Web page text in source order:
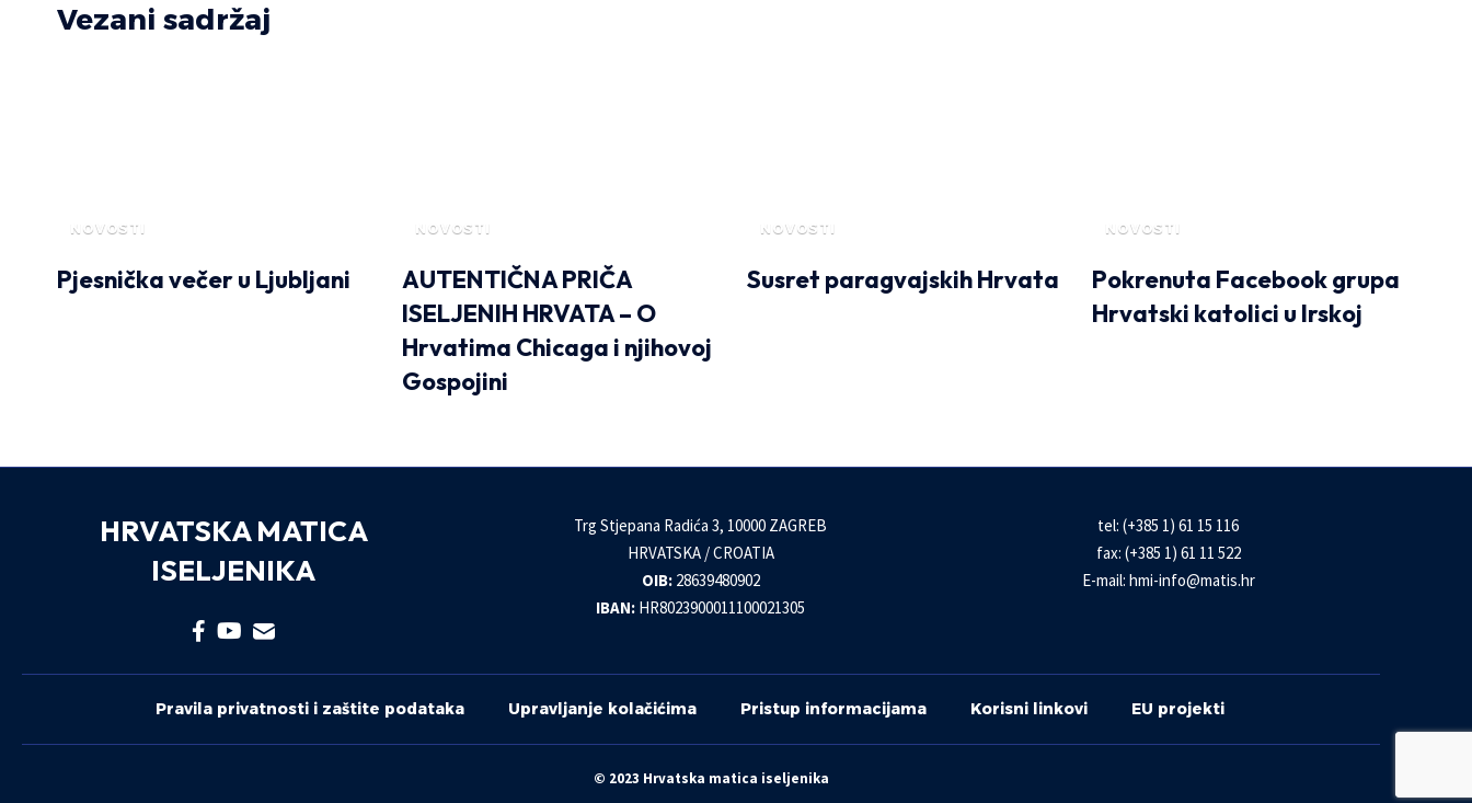
Vezani sadržaj
NOVOSTI
Pjesnička večer u Ljubljani
NOVOSTI
AUTENTIČNA PRIČA
ISELJENIH HRVATA – O
Hrvatima Chicaga i njihovoj
Gospojini
NOVOSTI
Susret paragvajskih Hrvata
NOVOSTI
Pokrenuta Facebook grupa
Hrvatski katolici u Irskoj
HRVATSKA MATICA
ISELJENIKA
Trg Stjepana Radića 3, 10000 ZAGREB
HRVATSKA / CROATIA
OIB:28639480902
IBAN: HR8023900011100021305
tel: (+385 1) 61 15 116
fax: (+385 1) 61 11 522
E-mail: hmi-info@matis.hr
Pravila privatnosti i zaštite podataka Upravljanje kolačićima Pristup informacijama Korisni linkovi EU projekti
© 2023 Hrvatska matica iseljenika